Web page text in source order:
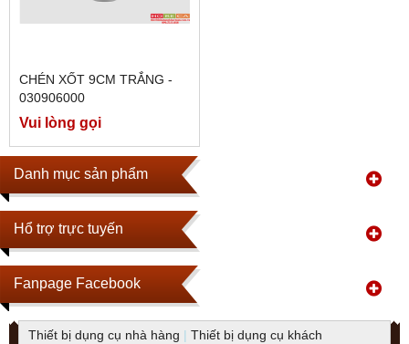
Danh mục sản phẩm
Hổ trợ trực tuyến
Fanpage Facebook
CHÉN XỐT 9CM TRẮNG -
030906000
Vui lòng gọi
Thiết bị dụng cụ nhà hàng | Thiết bị dụng cụ khách